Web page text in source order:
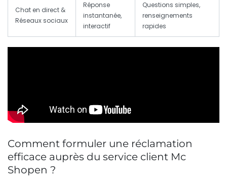
Chat en direct &
Réseaux sociaux
Réponse
instantanée,
interactif
Questions simples,
renseignements
rapides
Comment formuler une réclamation
efficace auprès du service client Mc
Shopen ?